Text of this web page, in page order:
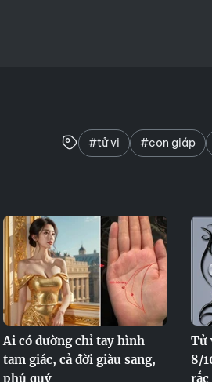
#tử vi #con giáp
Ai có đường chỉ tay hình
tam giác, cả đời giàu sang,
phú quý
Tử
8/